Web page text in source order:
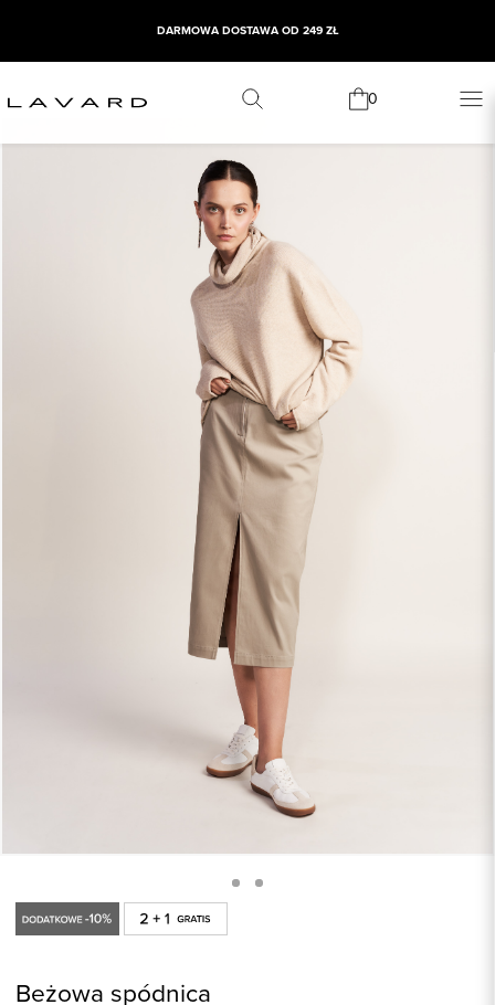
DARMOWA DOSTAWA OD 249 ZŁ
0
Beżowa spódnica